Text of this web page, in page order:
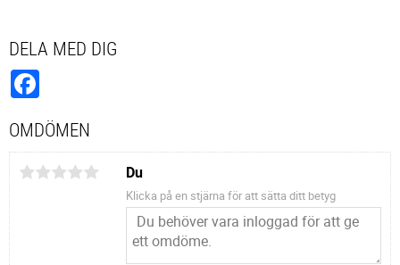
DELA MED DIG
OMDÖMEN
Du
Klicka på en stjärna för att sätta ditt betyg